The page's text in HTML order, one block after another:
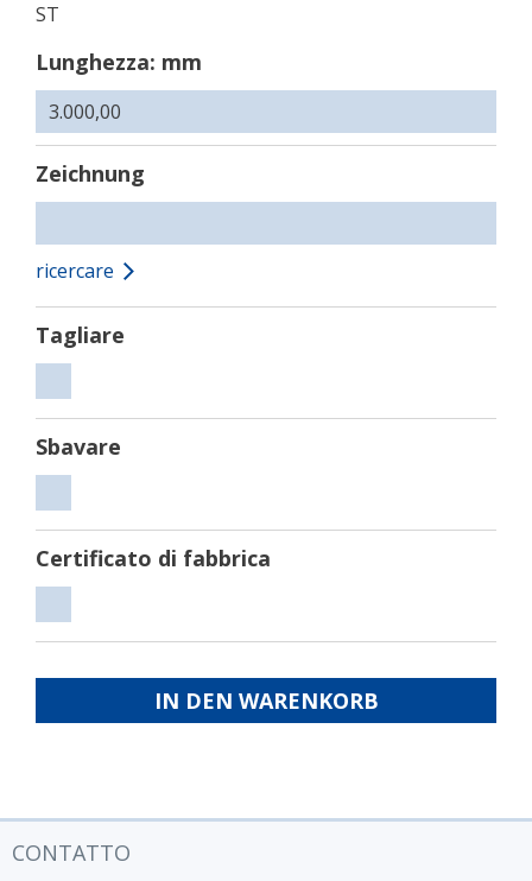
ST
Lunghezza: mm
Zeichnung
ricercare
Tagliare
Sbavare
Certificato di fabbrica
di
fabbrica
IN DEN WARENKORB
CONTATTO